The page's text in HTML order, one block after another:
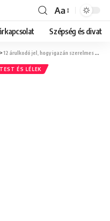
Font
Resizer
Aa
Szépség és divat
>12 árulkodó jel, hogy igazán szerelmes vagy – Önmagad felismerése
TEST ÉS LÉLEK